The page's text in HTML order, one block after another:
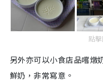
點
另外亦可以小食店品嚐燉
鮮奶，非常寫意。